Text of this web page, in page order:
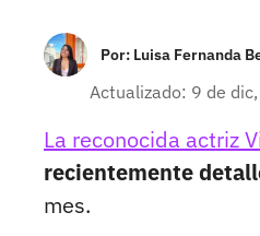
Por: Luisa Fernanda
Actualizado: 9 de
La reconocida actriz
recientemente
mes.